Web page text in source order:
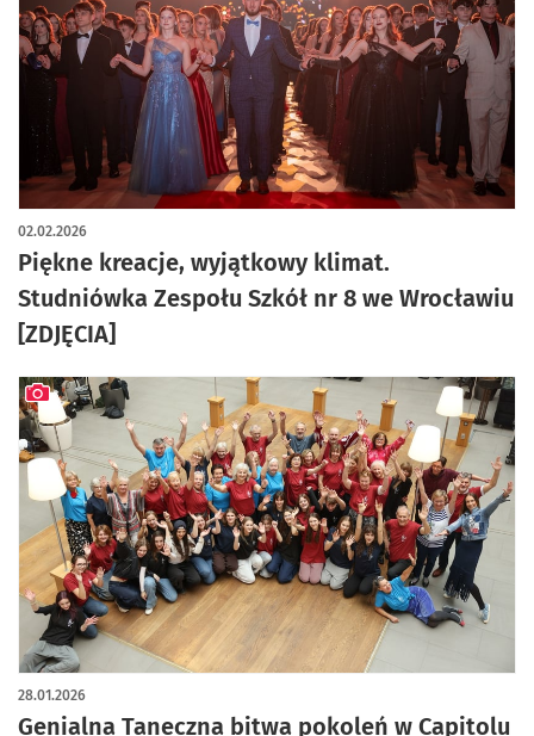
Piękne kreacje, wyjątkowy klimat.
Studniówka Zespołu Szkół nr 8 we Wrocławiu
[ZDJĘCIA]
02.02.2026
artykuł z galerią zdjęć
Genialna Taneczna bitwa pokoleń w Capitolu
28.01.2026
artykuł z galerią zdjęć